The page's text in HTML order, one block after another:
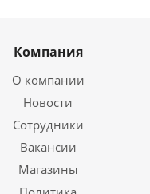
Компания
О компании
Новости
Сотрудники
Вакансии
Магазины